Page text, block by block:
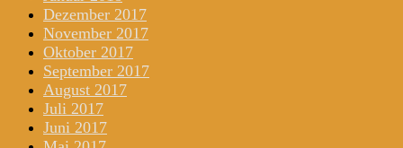
Dezember 2017
November 2017
Oktober 2017
September 2017
August 2017
Juli 2017
Juni 2017